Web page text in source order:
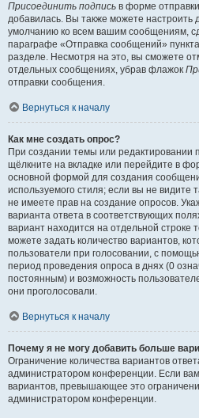
Присоединить подпись в форме
добавилась. Вы также можете настроить
умолчанию ко всем вашим сообщениям,
параграфе «Отправка сообщений»
разделе. Несмотря на это, вы сможете
отдельных сообщениях, убрав флажок
отправки сообщения.
Вернуться к началу
Как мне создать опрос?
При создании темы или редактировании
щёлкните на вкладке или перейдите в
основной формой для создания
используемого стиля; если вы не видите
не имеете прав на создание опросов.
варианта ответа в соответствующих
вариант находится на отдельной строке
можете задать количество вариантов,
пользователи при голосовании, с
период проведения опроса в днях (0
постоянным) и возможность
они проголосовали.
Вернуться к началу
Почему я не могу добавить больше
Ограничение количества вариантов
администратором конференции. Если
вариантов, превышающее это
администратором конференции.